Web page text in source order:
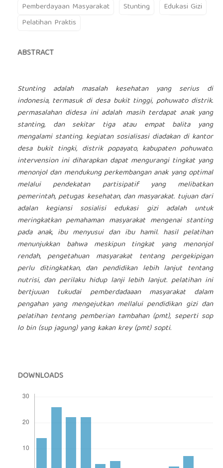
Pemberdayaan Masyarakat Stunting
Edukasi Gizi
Pelatihan Praktis
ABSTRACT
Stunting adalah masalah kesehatan yang serius di
indonesia, termasuk di desa bukit tinggi, pohuwato distrik.
permasalahan didesa ini adalah masih terdapat anak yang
stanting, dan sekitar tiga atau empat balita yang
mengalami stanting. kegiatan sosialisasi diadakan di kantor
desa bukit tingki, distrik popayato, kabupaten pohuwato.
intervension ini diharapkan dapat mengurangi tingkat yang
menonjol dan mendukung perkembangan anak yang optimal
melalui pendekatan partisipatif yang melibatkan
pemerintah, petugas kesehatan, dan masyarakat. tujuan dari
adalan kegiansi sosialisi edukasi gizi adalah untuk
meringkatkan pemahaman masyarakat mengenai stanting
pada anak, ibu menyusui dan ibu hamil. hasil pelatihan
menunjukkan bahwa meskipun tingkat yang menonjol
rendah, pengetahuan masyarakat tentang pergekipigan
perlu ditingkatkan, dan pendidikan lebih lanjut tentang
nutrisi, dan perilaku hidup lanji lebih lanjut. pelatihan ini
bertjuuan tukudai pemberdadaaan masyarakat dalam
pengahan yang mengejutkan mellalui pendidikan gizi dan
pelatihan tentang pemberian tambahan (pmt), seperti sop
lo bin (sup jagung) yang kakan krey (pmt) sopti.
DOWNLOADS